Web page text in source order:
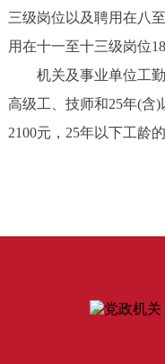
三级岗位以及聘用在八
用在十一至十三级岗位
机关及事业单位工勤
高级工、技师和25年(含
2100元，25年以下工龄